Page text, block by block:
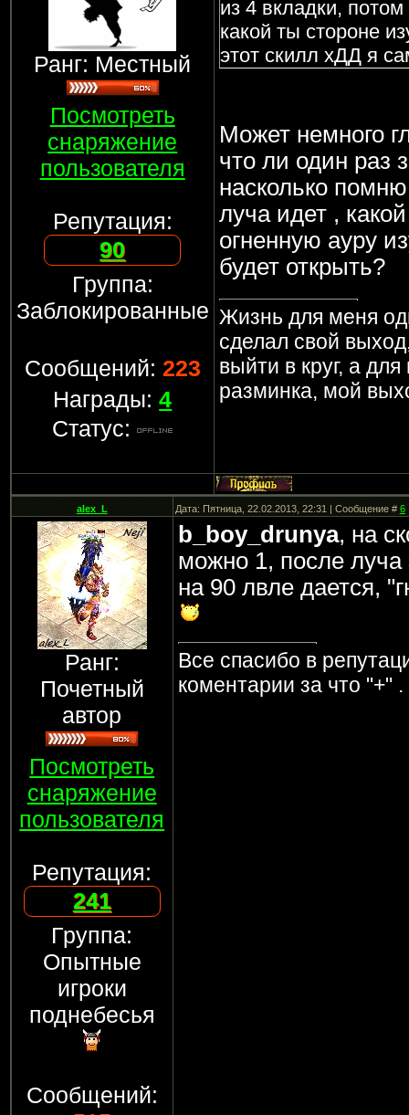
Ранг: Местный
Посмотреть
снаряжение
пользователя
Репутация:
90
Группа:
Заблокированные
Сообщений: 223
Награды:4
Статус:
из 4 вкладки, потом
какой ты стороне
этот скилл хДД я
Может немного
что ли один раз
насколько
луча идет ,
огненную ауру
будет открыть?
Жизнь для меня
сделал свой
выйти в круг, а
разминка, мой
alex_L Дата: Пятница, 22.02.2013, 22:31 | Сообщение #6
Ранг:
Почетный
автор
Посмотреть
снаряжение
пользователя
Репутация:
241
Группа:
Опытные
игроки
поднебесья
Сообщений:
b_boy_drunya, на
можно 1, после луча
на 90 лвле дается,
Все спасибо в
коментарии за что "+" .